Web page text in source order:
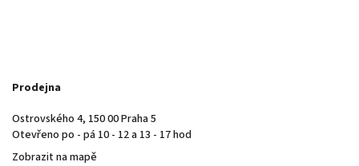
Prodejna
Ostrovského 4, 150 00 Praha 5
Otevřeno po - pá 10 - 12 a 13 - 17 hod
Zobrazit na mapě